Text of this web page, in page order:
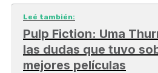
Leé también:
Pulp Fiction: Uma
las dudas que tuvo
mejores películas